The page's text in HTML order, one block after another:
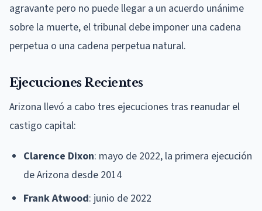
agravante pero no puede llegar a un acuerdo unánime
sobre la muerte, el tribunal debe imponer una cadena
perpetua o una cadena perpetua natural.
Ejecuciones Recientes
Arizona llevó a cabo tres ejecuciones tras reanudar el
castigo capital:
Clarence Dixon: mayo de 2022, la primera ejecución
de Arizona desde 2014
Frank Atwood: junio de 2022